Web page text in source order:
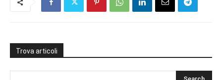
Trova articoli